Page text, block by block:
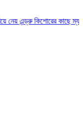
কিশোরের কাছে